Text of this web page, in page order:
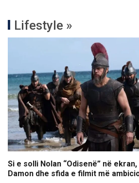
Lifestyle »
Si e solli Nolan “Odisenë” në
Damon dhe sfida e filmit më